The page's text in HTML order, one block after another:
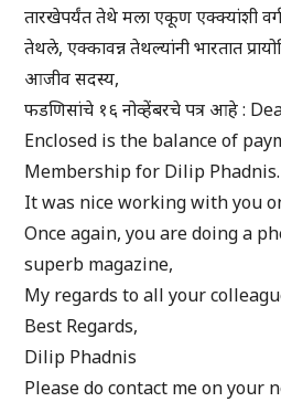
तारखेपर्यंत तेथे मला एकूण एक्क्यांशी
तेथले, एक्कावन्न तेथल्यांनी भारतात
आजीव सदस्य,
फडणिसांचे १६ नोव्हेंबरचे पत्र आहे :
Enclosed is the balance of
Membership for Dilip Phadnis.
It was nice working with you
Once again, you are doing a
superb magazine,
My regards to all your
Best Regards,
Dilip Phadnis
Please do contact me on your